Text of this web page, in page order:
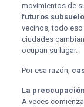
movimientos de
futuros
vecinos, todo eso
ciudades
ocupan su lugar.
Por esa razón,
La
A veces comienza